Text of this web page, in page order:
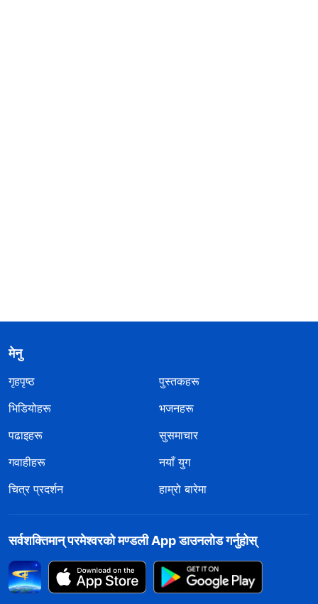
मेनु
गृहपृष्ठ
पुस्तकहरू
भिडियोहरू
भजनहरू
पढाइहरू
सुसमाचार
गवाहीहरू
नयाँ युग
चित्र प्रदर्शन
हाम्रो बारेमा
सर्वशक्तिमान्‌ परमेश्‍वरको मण्डली App डाउनलोड गर्नुहोस्